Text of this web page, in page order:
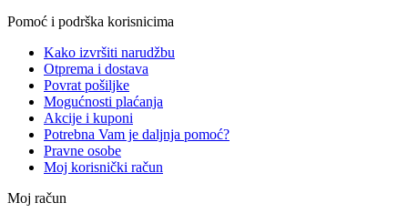
Pomoć i podrška korisnicima
Kako izvršiti narudžbu
Otprema i dostava
Povrat pošiljke
Mogućnosti plaćanja
Akcije i kuponi
Potrebna Vam je daljnja pomoć?
Pravne osobe
Moj korisnički račun
Moj račun